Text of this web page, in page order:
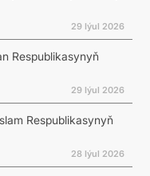
29 Iýul 2026
Respublikasynyň
29 Iýul 2026
Respublikasynyň
28 Iýul 2026